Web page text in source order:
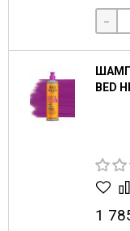
-
BED
1